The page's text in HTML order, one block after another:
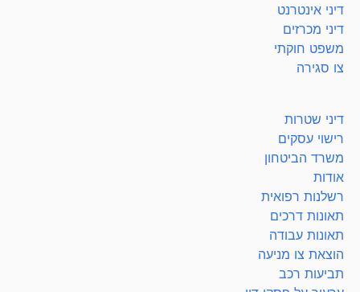
דיני אינטרנט
דיני מכרזים
משפט חוקתי
צו סגירה
דיני שטרות
רישוי עסקים
משרד הביטחון
אודות
רשלנות רפואית
תאונות דרכים
תאונות עבודה
הוצאת צו מניעה
תביעות רכב